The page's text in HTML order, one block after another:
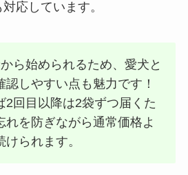
応しています。
ら始められるため、愛犬と
認しやすい点も魅力です！
2回目以降は2袋ずつ届くた
れを防ぎながら通常価格よ
けられます。